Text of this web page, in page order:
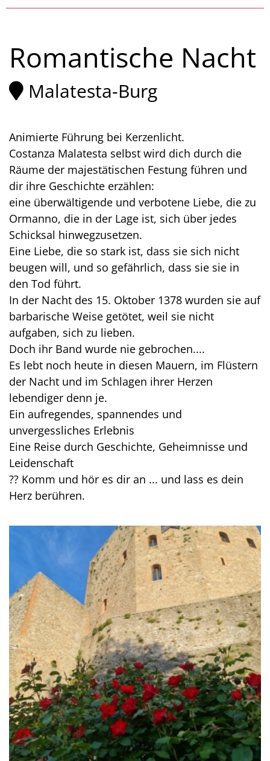
Romantische Nacht
Malatesta-Burg
Animierte Führung bei Kerzenlicht.
Costanza Malatesta selbst wird dich durch die
Räume der majestätischen Festung führen und
dir ihre Geschichte erzählen:
eine überwältigende und verbotene Liebe, die zu
Ormanno, die in der Lage ist, sich über jedes
Schicksal hinwegzusetzen.
Eine Liebe, die so stark ist, dass sie sich nicht
beugen will, und so gefährlich, dass sie sie in
den Tod führt.
In der Nacht des 15. Oktober 1378 wurden sie auf
barbarische Weise getötet, weil sie nicht
aufgaben, sich zu lieben.
Doch ihr Band wurde nie gebrochen....
Es lebt noch heute in diesen Mauern, im Flüstern
der Nacht und im Schlagen ihrer Herzen
lebendiger denn je.
Ein aufregendes, spannendes und
unvergessliches Erlebnis
Eine Reise durch Geschichte, Geheimnisse und
Leidenschaft
?? Komm und hör es dir an ... und lass es dein
Herz berühren.